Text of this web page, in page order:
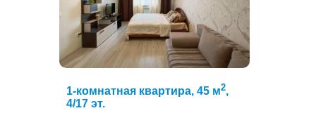
1-комнатная квартира, 45 м2,
4/17 эт.